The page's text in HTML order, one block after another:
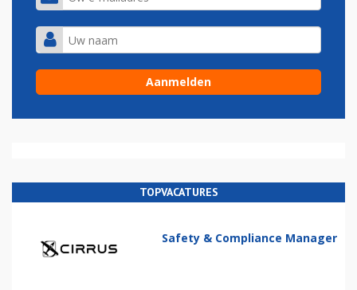
TOPVACATURES
Safety & Compliance Manager